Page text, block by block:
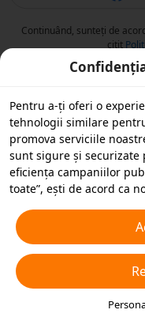
Continuând, sunteți de
citit
Pentru a-ți oferi o
tehnologii similare
promova serviciile
sunt sigure și
eficiența campaniilor
toate”, ești de acord ca
scopuri publicitare. De
cookie-urile
dorești să accepți sau
„Personalizare cookie-
confidențialitate.
privind cookie-urile și